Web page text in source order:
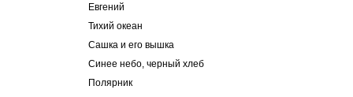
Евгений
Тихий океан
Cашка и его вышка
Синее небо, черный хлеб
Полярник